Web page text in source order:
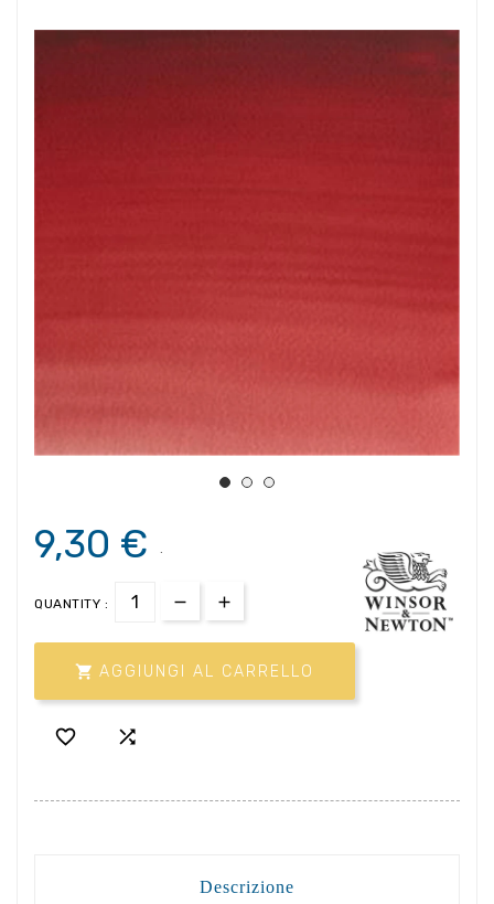
9,30 € .
QUANTITY :
 AGGIUNGI AL CARRELLO
 
Descrizione